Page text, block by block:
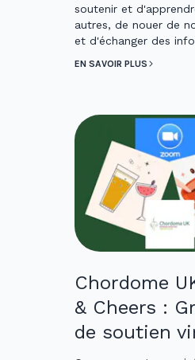
soutenir et
autres, de nouer de
et d'échanger des
EN SAVOIR PLUS
Chordome
& Cheers :
de soutien